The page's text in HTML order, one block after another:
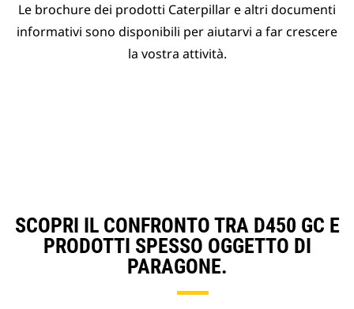
Le brochure dei prodotti Caterpillar e altri documenti
informativi sono disponibili per aiutarvi a far crescere
la vostra attività.
SCOPRI IL CONFRONTO TRA D450 GC E
PRODOTTI SPESSO OGGETTO DI
PARAGONE.